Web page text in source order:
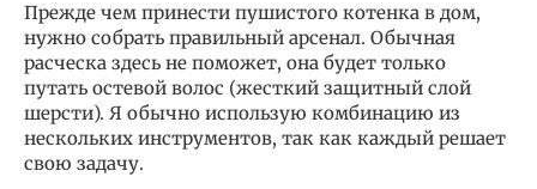
Прежде чем принести пушистого котенка в дом,
нужно собрать правильный арсенал. Обычная
расческа здесь не поможет, она будет только
путать остевой волос (жесткий защитный слой
шерсти). Я обычно использую комбинацию из
нескольких инструментов, так как каждый решает
свою задачу.